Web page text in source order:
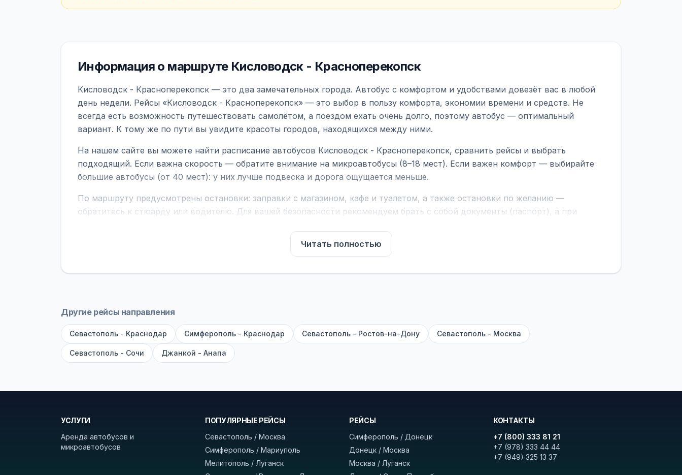
Информация о маршруте Кисловодск - Красноперекопск
Кисловодск - Красноперекопск — это два замечательных города. Автобус с комфортом и удобствами довезёт вас в любой
день недели. Рейсы «Кисловодск - Красноперекопск» — это выбор в пользу комфорта, экономии времени и средств. Не
всегда есть возможность путешествовать самолётом, а поездом ехать очень долго, поэтому автобус — оптимальный
вариант. К тому же по пути вы увидите красоты городов, находящихся между ними.
На нашем сайте вы можете найти расписание автобусов Кисловодск - Красноперекопск, сравнить рейсы и выбрать
подходящий. Если важна скорость — обратите внимание на микроавтобусы (8–18 мест). Если важен комфорт — выбирайте
большие автобусы (от 40 мест): у них лучше подвеска и дорога ощущается меньше.
По маршруту предусмотрены остановки: заправки с магазином, кафе и туалетом, а также остановки по желанию —
обратитесь к стюарду или водителю. Для вашей безопасности рекомендуем брать с собой документы (паспорт), а при
В автобусах есть всё необходимое для комфортной поездки: регулировка сидений, кондиционер, отопление, зарядка
устройств, вода, пледы. На больших автобусах работают стюарды. У нас
оплата производится только при посадке, печатать билет заранее не нужно.
рейсов вы увидите время выезда, место посадки, время и место прибытия, время в пути и цену. Кнопка «Детали рейса»
Удачных поездок! С уважением, командаBUSTRIP.PRO
Читать полностью
Другие рейсы направления
Севастополь - Краснодар Симферополь - Краснодар Севастополь - Ростов-на-Дону Севастополь - Москва
Севастополь - Сочи Джанкой - Анапа
УСЛУГИ
Аренда автобусов и
микроавтобусов
ПОПУЛЯРНЫЕ РЕЙСЫ
Севастополь / Москва
Симферополь / Мариуполь
Мелитополь / Луганск
РЕЙСЫ
Симферополь / Донецк
Донецк / Москва
Москва / Луганск
КОНТАКТЫ
+7 (800) 333 81 21
+7 (978) 333 44 44
+7 (949) 325 13 37